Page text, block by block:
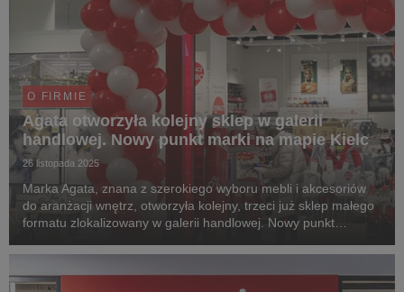
O FIRMIE
Agata otworzyła kolejny sklep w galerii
handlowej. Nowy punkt marki na mapie Kielc
26 listopada 2025
Marka Agata, znana z szerokiego wyboru mebli i akcesoriów
do aranżacji wnętrz, otworzyła kolejny, trzeci już sklep małego
formatu zlokalizowany w galerii handlowej. Nowy punkt
jedyny sklep popularnej sieci w tym m...